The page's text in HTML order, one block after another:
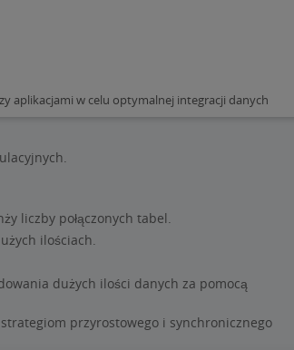
aplikacjami w celu optymalnej integracji danych
liczby połączonych tabel.
ilościach.
dużych ilości danych za pomocą
przyrostowego i synchronicznego